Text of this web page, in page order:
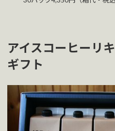
アイスコーヒーリ
ギフト